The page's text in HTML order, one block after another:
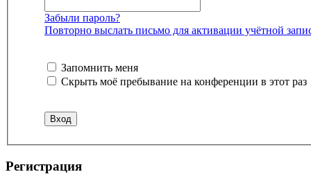
Забыли пароль?
Повторно выслать письмо для активации учётной
Запомнить меня
Скрыть моё пребывание на конференции в этот раз
Регистрация